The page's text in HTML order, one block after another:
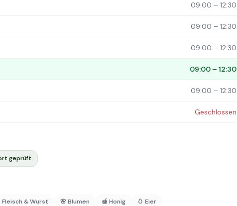
09:00 – 12:30
09:00 – 12:30
09:00 – 12:30
09:00 – 12:30
09:00 – 12:30
Geschlossen
geprüft
Fleisch & Wurst 🌸 Blumen 🍯 Honig 🥚 Eier